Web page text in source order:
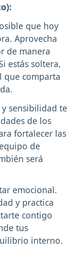
que hoy
Aprovecha
de manera
estás soltera,
que comparta
sensibilidad te
de los
fortalecer las
de
será
emocional.
y practica
contigo
tus
interno.